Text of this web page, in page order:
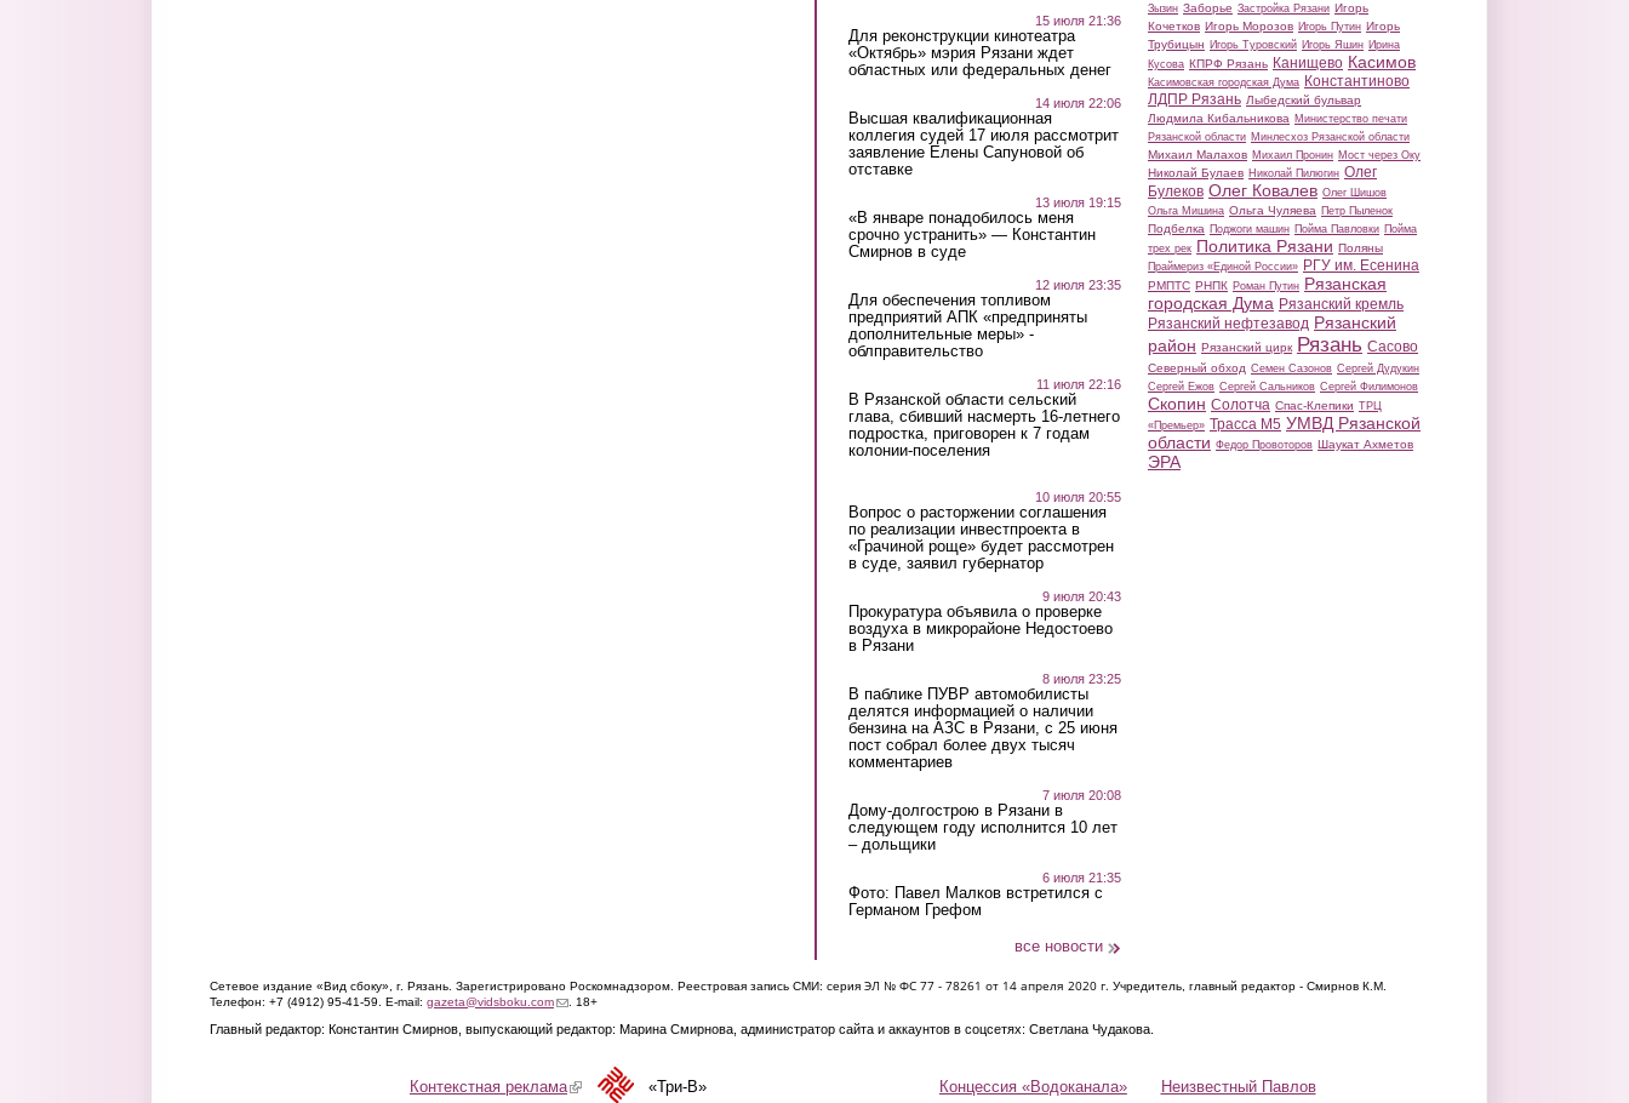
15 июля 21:36
Для реконструкции кинотеатра
«Октябрь» мэрия Рязани ждет
областных или федеральных денег
14 июля 22:06
Высшая квалификационная
коллегия судей 17 июля рассмотрит
заявление Елены Сапуновой об
отставке
13 июля 19:15
«В январе понадобилось меня
срочно устранить» — Константин
Смирнов в суде
12 июля 23:35
Для обеспечения топливом
предприятий АПК «предприняты
дополнительные меры» -
облправительство
11 июля 22:16
В Рязанской области сельский
глава, сбивший насмерть 16-летнего
подростка, приговорен к 7 годам
колонии-поселения
10 июля 20:55
Вопрос о расторжении соглашения
по реализации инвестпроекта в
«Грачиной роще» будет рассмотрен
в суде, заявил губернатор
9 июля 20:43
Прокуратура объявила о проверке
воздуха в микрорайоне Недостоево
в Рязани
8 июля 23:25
В паблике ПУВР автомобилисты
делятся информацией о наличии
бензина на АЗС в Рязани, с 25 июня
пост собрал более двух тысяч
комментариев
7 июля 20:08
Дому-долгострою в Рязани в
следующем году исполнится 10 лет
– дольщики
6 июля 21:35
Фото: Павел Малков встретился с
Германом Грефом
все новости
Зызин Заборье Застройка Рязани Игорь
Кочетков Игорь Морозов Игорь Путин Игорь
Трубицын Игорь Туровский Игорь Яшин Ирина
Кусова КПРФ Рязань Канищево Касимов
Касимовская городская Дума Константиново
ЛДПР Рязань Лыбедский бульвар
Людмила Кибальникова Министерство печати
Рязанской области Минлесхоз Рязанской области
Михаил Малахов Михаил Пронин Мост через Оку
Николай Булаев Николай Пилюгин Олег
Булеков Олег Ковалев Олег Шишов
Ольга Мишина Ольга Чуляева Петр Пыленок
Подбелка Поджоги машин Пойма Павловки Пойма
трех рек Политика Рязани Поляны
Праймериз «Единой России» РГУ им. Есенина
РМПТС РНПК Роман Путин Рязанская
городская Дума Рязанский кремль
Рязанский нефтезавод Рязанский
район Рязанский цирк Рязань Сасово
Северный обход Семен Сазонов Сергей Дудукин
Сергей Ежов Сергей Сальников Сергей Филимонов
Скопин Солотча Спас-Клепики ТРЦ
«Премьер» Трасса М5 УМВД Рязанской
области Федор Провоторов Шаукат Ахметов
ЭРА
Сетевое издание «Вид сбоку», г. Рязань. Зарегистрировано Роскомнадзором. Реестровая запись СМИ: серия ЭЛ № ФС 77 - 78261 от 14 апреля 2020 г. Учредитель, главный редактор - Смирнов К.М.
Телефон: +7 (4912) 95-41-59. E-mail: gazeta@vidsboku.com(link sends e-mail)
. 18+
Главный редактор: Константин Смирнов, выпускающий редактор: Марина Смирнова, администратор сайта и аккаунтов в соцсетях: Светлана Чудакова.
Концессия «Водоканала» Неизвестный Павлов
Контекстная реклама(link is external)«Три-В»